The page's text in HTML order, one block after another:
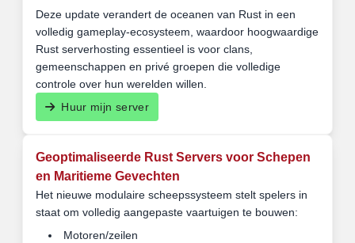
Deze update verandert de oceanen van Rust in een
volledig gameplay-ecosysteem, waardoor hoogwaardige
Rust serverhosting essentieel is voor clans,
gemeenschappen en privé groepen die volledige
controle over hun werelden willen.
Huur mijn server
Geoptimaliseerde Rust Servers voor Schepen
en Maritieme Gevechten
Het nieuwe modulaire scheepssysteem stelt spelers in
staat om volledig aangepaste vaartuigen te bouwen:
Motoren/zeilen